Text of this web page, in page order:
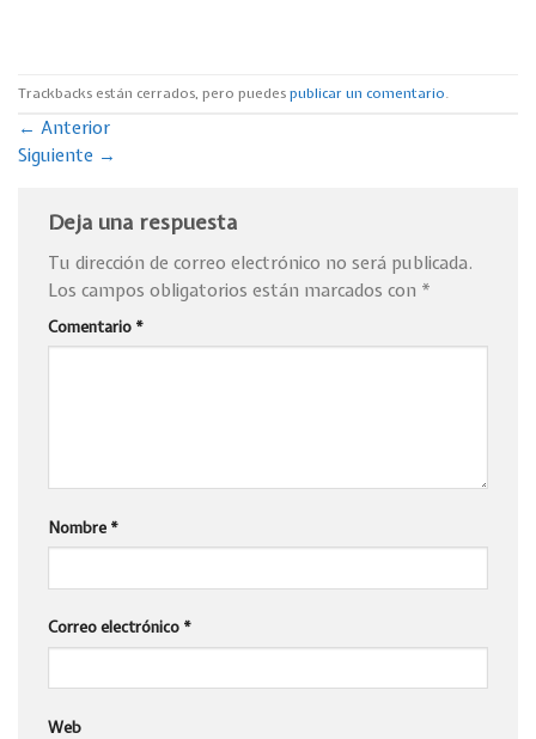
Trackbacks están cerrados, pero puedespublicar un comentario.
← Anterior
Siguiente →
Deja una respuesta
Tu dirección de correo electrónico no será publicada.
Los campos obligatorios están marcados con *
Comentario *
Nombre *
Correo electrónico *
Web